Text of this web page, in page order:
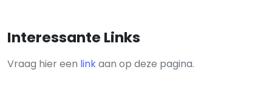
Interessante Links
Vraag hier een linkaan op deze pagina.